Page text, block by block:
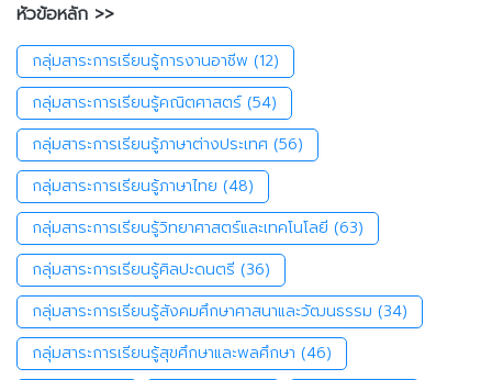
หัวข้อหลัก >>
กลุ่มสาระการเรียนรู้การงานอาชีพ (12)
กลุ่มสาระการเรียนรู้คณิตศาสตร์ (54)
กลุ่มสาระการเรียนรู้ภาษาต่างประเทศ (56)
กลุ่มสาระการเรียนรู้ภาษาไทย (48)
กลุ่มสาระการเรียนรู้วิทยาศาสตร์และเทคโนโลยี (63)
กลุ่มสาระการเรียนรู้ศิลปะดนตรี (36)
กลุ่มสาระการเรียนรู้สังคมศึกษาศาสนาและวัฒนธรรม (34)
กลุ่มสาระการเรียนรู้สุขศึกษาและพลศึกษา (46)